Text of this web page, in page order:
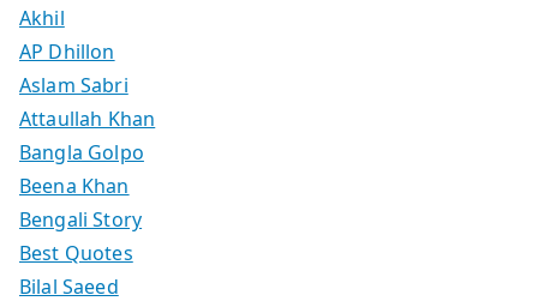
Akhil
AP Dhillon
Aslam Sabri
Attaullah Khan
Bangla Golpo
Beena Khan
Bengali Story
Best Quotes
Bilal Saeed